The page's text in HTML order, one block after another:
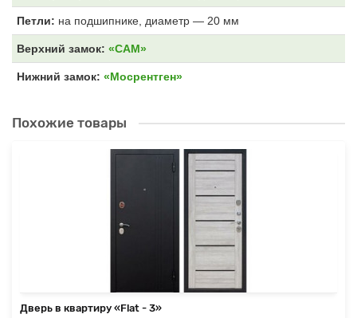
Петли: на подшипнике, диаметр — 20 мм
Верхний замок: «САМ»
Нижний замок: «Мосрентген»
Похожие товары
Дверь в квартиру «Flat - 3»